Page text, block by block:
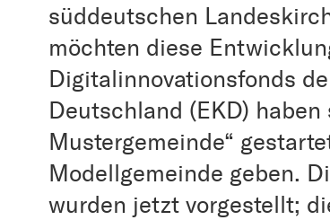
süddeutschen
möchten diese
Digitalinnovationsfonds
Deutschland (EKD)
Mustergemeinde“
Modellgemeinde geben.
wurden jetzt vorgestellt;